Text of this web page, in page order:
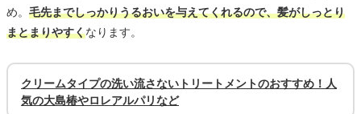
め。 毛先までしっかりうるおいを与えてくれるので、髪がしっとり
まとまりやすくなります。
クリームタイプの洗い流さないトリートメントのおすすめ！人
気の大島椿やロレアルパリなど